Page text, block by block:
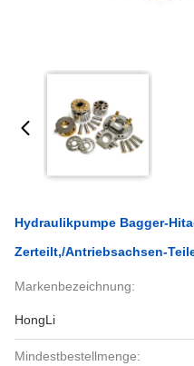
Hydraulikpumpe Bagger-
Zerteilt,/Antriebsachsen-
Markenbezeichnung:
HongLi
Mindestbestellmenge: